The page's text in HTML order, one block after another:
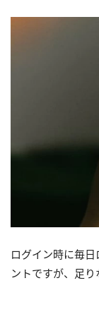
ログイン時に毎
ントですが、足り